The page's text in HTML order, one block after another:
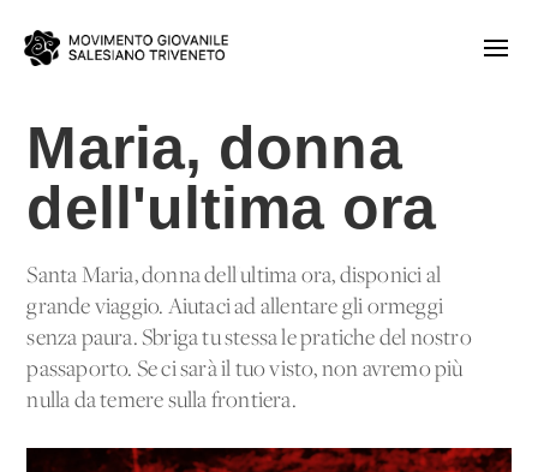
Maria, donna
dell'ultima ora
Santa Maria, donna dell'ultima ora, disponici al
grande viaggio. Aiutaci ad allentare gli ormeggi
senza paura. Sbriga tu stessa le pratiche del nostro
passaporto. Se ci sarà il tuo visto, non avremo più
nulla da temere sulla frontiera.